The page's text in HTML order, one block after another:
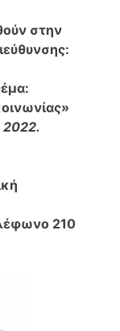
στην
2022.
210